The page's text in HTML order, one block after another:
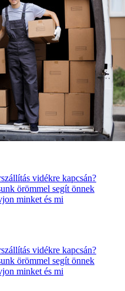
vidékre kapcsán?
örömmel segít önnek
minket és mi
vidékre kapcsán?
örömmel segít önnek
minket és mi